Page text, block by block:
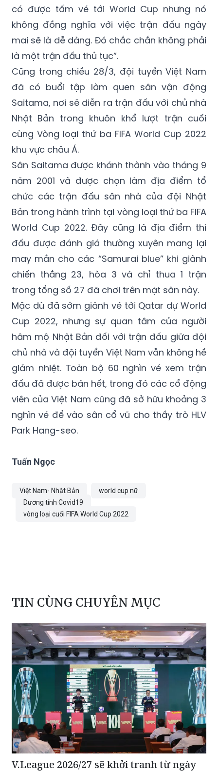
có được tấm vé tới World Cup nhưng nó
không đồng nghĩa với việc trận đấu ngày
mai sẽ là dễ dàng. Đó chắc chắn không phải
là một trận đấu thủ tục”.
Cũng trong chiều 28/3, đội tuyển Việt Nam
đã có buổi tập làm quen sân vận động
Saitama, nơi sẽ diễn ra trận đấu với chủ nhà
Nhật Bản trong khuôn khổ lượt trận cuối
cùng Vòng loại thứ ba FIFA World Cup 2022
khu vực châu Á.
Sân Saitama được khánh thành vào tháng 9
năm 2001 và được chọn làm địa điểm tổ
chức các trận đấu sân nhà của đội Nhật
Bản trong hành trình tại vòng loại thứ ba FIFA
World Cup 2022. Đây cũng là địa điểm thi
đấu được đánh giá thường xuyên mang lại
may mắn cho các “Samurai blue” khi giành
chiến thắng 23, hòa 3 và chỉ thua 1 trận
trong tổng số 27 đã chơi trên mặt sân này.
Mặc dù đã sớm giành vé tới Qatar dự World
Cup 2022, nhưng sự quan tâm của người
hâm mộ Nhật Bản đối với trận đấu giữa đội
chủ nhà và đội tuyển Việt Nam vẫn không hề
giảm nhiệt. Toàn bộ 60 nghìn vé xem trận
đấu đã được bán hết, trong đó các cổ động
viên của Việt Nam cũng đã sở hữu khoảng 3
nghìn vé để vào sân cổ vũ cho thầy trò HLV
Park Hang-seo.
Tuấn Ngọc
Việt Nam- Nhật Bản
world cup nữ
Dương tính Covid19
vòng loại cuối FIFA World Cup 2022
TIN CÙNG CHUYÊN MỤC
V.League 2026/27 sẽ khởi tranh từ ngày